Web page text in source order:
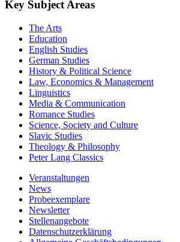
Education
English Studies
German Studies
History & Political Science
Law, Economics & Management
Linguistics
Media & Communication
Romance Studies
Science, Society and Culture
Slavic Studies
Theology & Philosophy
Peter Lang Classics
News
Probeexemplare
Newsletter
Stellenangebote
Datenschutzerklärung
Allgemeine Geschäftsbedingungen